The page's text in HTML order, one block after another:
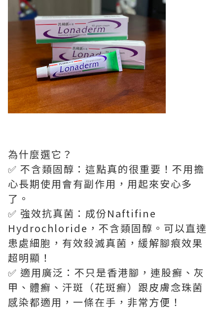
為什麼選它？
✅ 不含類固醇：這點真的很重要！不用擔
心長期使用會有副作用，用起來安心多
了。
✅ 強效抗真菌：成份Naftifine
Hydrochloride，不含類固醇。可以直達
患處細胞，有效殺滅真菌，緩解腳痕效果
超明顯！
✅ 適用廣泛：不只是香港腳，連股癬、灰
甲、體癬、汗斑（花斑癬）跟皮膚念珠菌
感染都適用，一條在手，非常方便！